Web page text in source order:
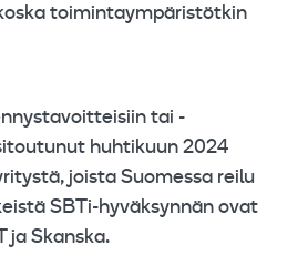
toimintaympäristötkin
tai -
huhtikuun 2024
joista Suomessa reilu
SBTi-hyväksynnän ovat
ja Skanska.